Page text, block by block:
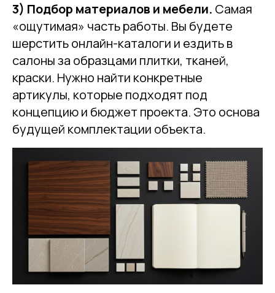
3) Подбор материалов и мебели. Самая
«ощутимая» часть работы. Вы будете
шерстить онлайн-каталоги и ездить в
салоны за образцами плитки, тканей,
краски. Нужно найти конкретные
артикулы, которые подходят под
концепцию и бюджет проекта. Это основа
будущей комплектации объекта.